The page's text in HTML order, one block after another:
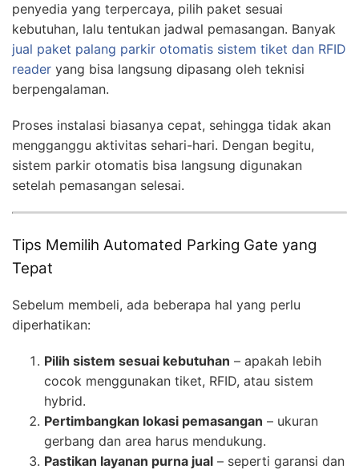
penyedia yang terpercaya, pilih paket sesuai
kebutuhan, lalu tentukan jadwal pemasangan. Banyak
jual paket palang parkir otomatis sistem tiket dan RFID
reader yang bisa langsung dipasang oleh teknisi
berpengalaman.
Proses instalasi biasanya cepat, sehingga tidak akan
mengganggu aktivitas sehari-hari. Dengan begitu,
sistem parkir otomatis bisa langsung digunakan
setelah pemasangan selesai.
Tips Memilih Automated Parking Gate yang
Tepat
Sebelum membeli, ada beberapa hal yang perlu
diperhatikan:
Pilih sistem sesuai kebutuhan – apakah lebih
cocok menggunakan tiket, RFID, atau sistem
hybrid.
Pertimbangkan lokasi pemasangan – ukuran
gerbang dan area harus mendukung.
Pastikan layanan purna jual – seperti garansi dan